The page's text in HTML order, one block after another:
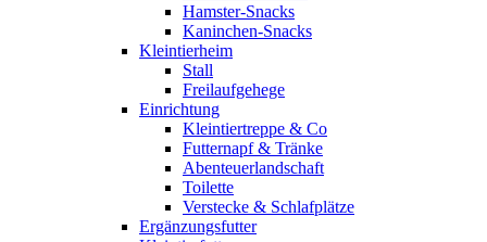
Hamster-Snacks
Kaninchen-Snacks
Kleintierheim
Stall
Freilaufgehege
Einrichtung
Kleintiertreppe & Co
Futternapf & Tränke
Abenteuerlandschaft
Toilette
Verstecke & Schlafplätze
Ergänzungsfutter